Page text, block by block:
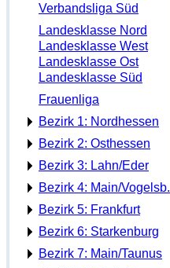
Verbandsliga Süd
Landesklasse Nord
Landesklasse West
Landesklasse Ost
Landesklasse Süd
Frauenliga
Bezirk 1: Nordhessen
Bezirk 2: Osthessen
Bezirk 3: Lahn/Eder
Bezirk 4: Main/Vogelsb.
Bezirk 5: Frankfurt
Bezirk 6: Starkenburg
Bezirk 7: Main/Taunus